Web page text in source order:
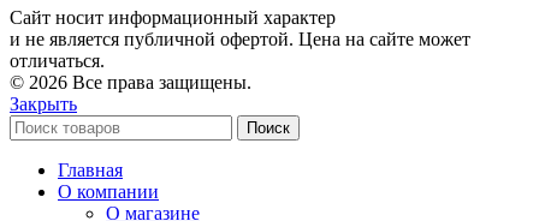
Сайт носит информационный характер
и не является публичной офертой. Цена на сайте может
отличаться.
© 2026 Все права защищены.
Закрыть
Поиск
Главная
О компании
О магазине